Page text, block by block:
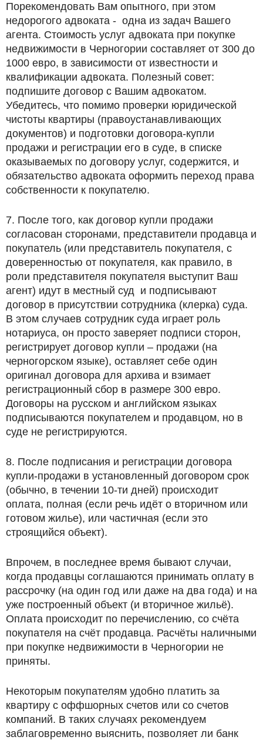
Порекомендовать Вам опытного, при этом
недорогого адвоката - одна из задач Вашего
агента. Стоимость услуг адвоката при покупке
недвижимости в Черногории составляет от 300 до
1000 евро, в зависимости от известности и
квалификации адвоката. Полезный совет:
подпишите договор с Вашим адвокатом.
Убедитесь, что помимо проверки юридической
чистоты квартиры (правоустанавливающих
документов) и подготовки договора-купли
продажи и регистрации его в суде, в списке
оказываемых по договору услуг, содержится, и
обязательство адвоката оформить переход права
собственности к покупателю.
7. После того, как договор купли продажи
согласован сторонами, представители продавца и
покупатель (или представитель покупателя, с
доверенностью от покупателя, как правило, в
роли представителя покупателя выступит Ваш
агент) идут в местный суд и подписывают
договор в присутствии сотрудника (клерка) суда.
В этом случаев сотрудник суда играет роль
нотариуса, он просто заверяет подписи сторон,
регистрирует договор купли – продажи (на
черногорском языке), оставляет себе один
оригинал договора для архива и взимает
регистрационный сбор в размере 300 евро.
Договоры на русском и английском языках
подписываются покупателем и продавцом, но в
суде не регистрируются.
8. После подписания и регистрации договора
купли-продажи в установленный договором срок
(обычно, в течении 10-ти дней) происходит
оплата, полная (если речь идёт о вторичном или
готовом жилье), или частичная (если это
строящийся объект).
Впрочем, в последнее время бывают случаи,
когда продавцы соглашаются принимать оплату в
рассрочку (на один год или даже на два года) и на
уже построенный объект (и вторичное жильё).
Оплата происходит по перечислению, со счёта
покупателя на счёт продавца. Расчёты наличными
при покупке недвижимости в Черногории не
приняты.
Некоторым покупателям удобно платить за
квартиру с оффшорных счетов или со счетов
компаний. В таких случаях рекомендуем
заблаговременно выяснить, позволяет ли банк